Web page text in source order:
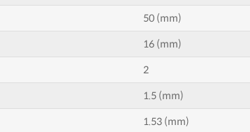
50 (mm)
16 (mm)
2
1.5 (mm)
1.53 (mm)